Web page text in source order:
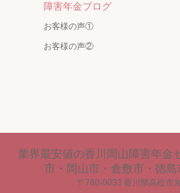
障害年金ブログ
お客様の声①
お客様の声②
業界最安値の香川岡山障害年金
市・岡山市・倉敷市・徳
〒760-0033 香川県高松市